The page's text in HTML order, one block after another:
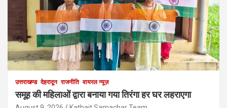
उत्तराखण्ड देहरादून राजनीति वायरल न्यूज़
समूह की महिलाओं द्वारा बनाया गया तिरंगा हर घर लहराएगा